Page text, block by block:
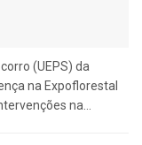
(UEPS) da
na Expoflorestal
na...